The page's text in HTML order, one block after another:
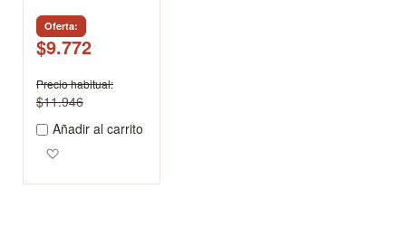
Oferta
$9.772
Precio habitual
$11.946
Añadir al carrito